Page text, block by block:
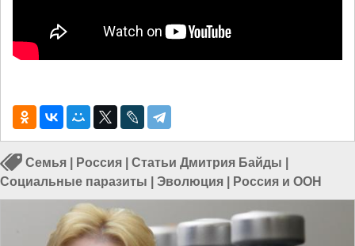
Семья Россия Статьи Дмитрия Байды
Социальные паразиты
Эволюция Россия и ООН